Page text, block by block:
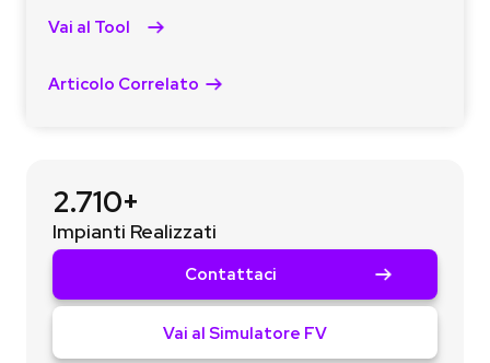
Vai al Tool
Articolo Correlato
2.710+
Impianti Realizzati
Contattaci
Vai al Simulatore FV